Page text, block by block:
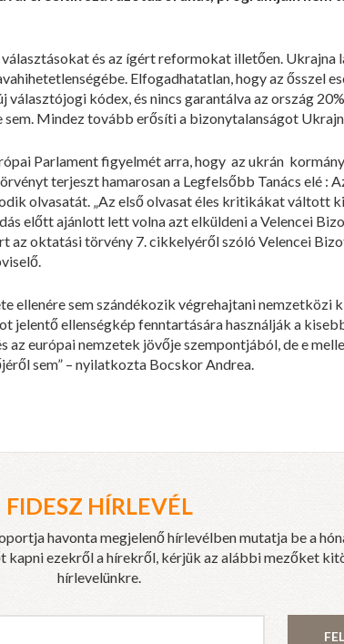
és az ígért reformokat illetően. Ukrajna
Elfogadhatatlan, hogy az ősszel
választójogi kódex, és nincs garantálva az ország
Mindez tovább erősíti a bizonytalanságot
Parlament figyelmét arra, hogy az ukrán
terjeszt hamarosan a Legfelsőbb Tanács elé :
olvasatát. „Az első olvasat éles kritikákat váltott
előtt ajánlott lett volna azt elküldeni a Velencei
az oktatási törvény 7. cikkelyéről szóló Velencei
ellenére sem szándékozik végrehajtani nemzetközi
jelentő ellenségkép fenntartására használják a
az európai nemzetek jövője szempontjából, de e
sem” – nyilatkozta Bocskor Andrea.
FIDESZ HÍRLEVÉL
havonta megjelenő hírlevélben mutatja be a
kapni ezekről a hírekről, kérjük az alábbi mezőket
hírlevelünkre.